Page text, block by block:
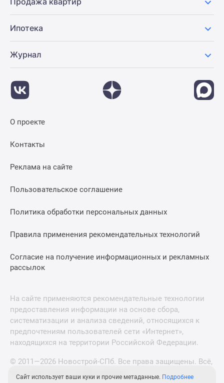
Ипотека
Журнал
О проекте
Контакты
Реклама на сайте
Пользовательское соглашение
Политика обработки персональных данных
Правила применения рекомендательных технологий
Согласие на получение информационных и рекламных
рассылок
На сайте применяются рекомендательные технологии
предоставления информации на основе сбора,
систематизации и анализа сведений, относящихся к
предпочтениям пользователей сети «Интернет»,
находящихся на территории Российской Федерации.
© 2011—2026 Новострой-СПб. Все права защищены. Всё,
что нужно знать о новостройках
Сайт использует ваши куки и прочие метаданные. Подробнее